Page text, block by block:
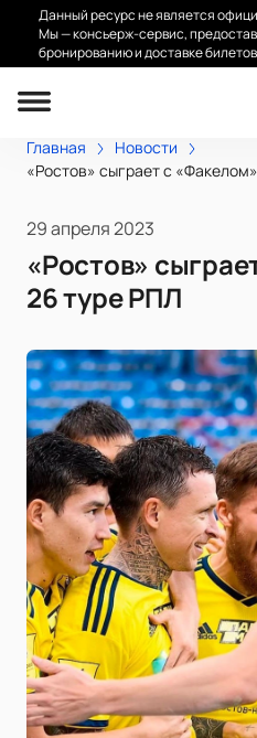
Данный ресурс не является
Мы — консьерж-сервис,
бронированию и доставке
Главная
Новости
«Ростов» сыграет с
29 апреля 2023
«Ростов»
26 туре РПЛ